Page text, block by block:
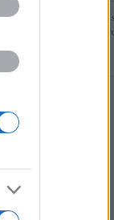
5
Guia completo
carteiras de